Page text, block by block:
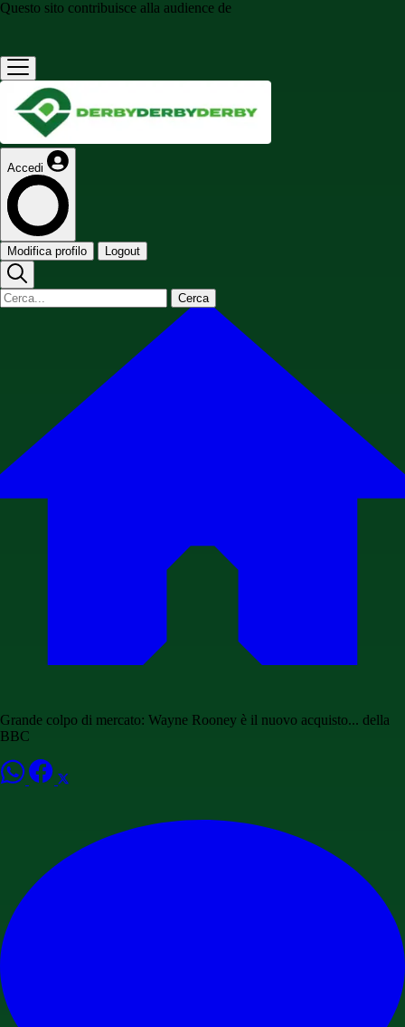
Questo sito contribuisce alla audience de
Accedi
Modifica profilo Logout
Cerca
Grande colpo di mercato: Wayne Rooney è il nuovo acquisto... della
BBC